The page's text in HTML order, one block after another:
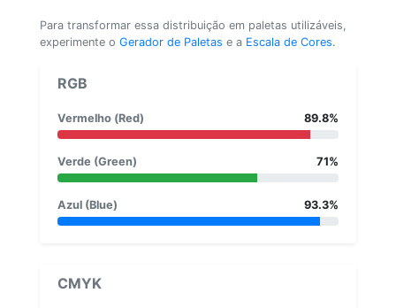
Para transformar essa distribuição em paletas utilizáveis,
experimente o Gerador de Paletas e a Escala de Cores.
RGB
Vermelho (Red) 89.8%
Verde (Green) 71%
Azul (Blue) 93.3%
CMYK